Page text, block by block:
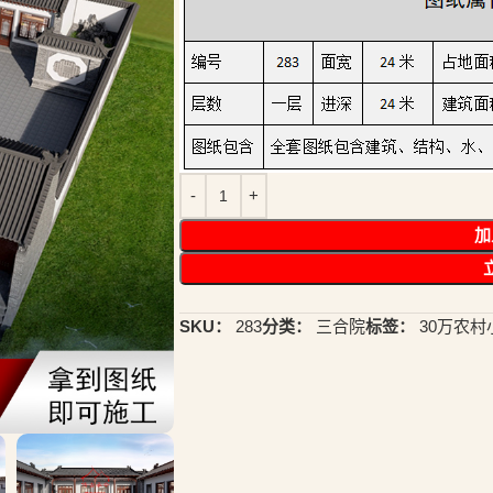
SKU： 283分类： 三合院标签： 30万农村